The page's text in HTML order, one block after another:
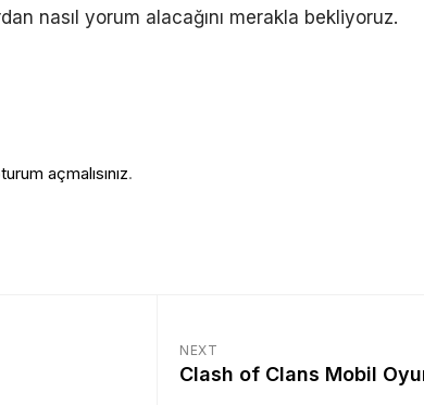
nasıl yorum alacağını merakla bekliyoruz.
açmalısınız.
NEXT
Clash of Clans Mobil